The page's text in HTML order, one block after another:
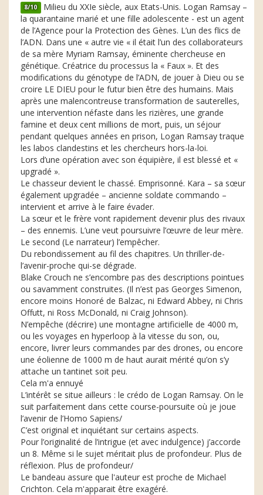
8/10 Milieu du XXIe siècle, aux Etats-Unis. Logan Ramsay –
la quarantaine marié et une fille adolescente - est un agent
de l’Agence pour la Protection des Gènes. L’un des flics de
l’ADN. Dans une « autre vie « il était l’un des collaborateurs
de sa mère Myriam Ramsay, éminente chercheuse en
génétique. Créatrice du processus la « Faux ». Et des
modifications du génotype de l’ADN, de jouer à Dieu ou se
croire LE DIEU pour le futur bien être des humains. Mais
après une malencontreuse transformation de sauterelles,
une intervention néfaste dans les rizières, une grande
famine et deux cent millions de mort, puis, un séjour
pendant quelques années en prison, Logan Ramsay traque
les labos clandestins et les chercheurs hors-la-loi.
Lors d’une opération avec son équipière, il est blessé et «
upgradé ».
Le chasseur devient le chassé. Emprisonné. Kara – sa sœur
également upgradée – ancienne soldate commando –
intervient et arrive à le faire évader.
La sœur et le frère vont rapidement devenir plus des rivaux
– des ennemis. L’une veut poursuivre l’œuvre de leur mère.
Le second (Le narrateur) l’empêcher.
Du rebondissement au fil des chapitres. Un thriller-de-
l’avenir-proche qui-se dégrade.
Blake Crouch ne s’encombre pas des descriptions pointues
ou savamment construites. (Il n’est pas Georges Simenon,
encore moins Honoré de Balzac, ni Edward Abbey, ni Chris
Offutt, ni Ross McDonald, ni Craig Johnson).
N’empêche (décrire) une montagne artificielle de 4000 m,
ou les voyages en hyperloop à la vitesse du son, ou,
encore, livrer leurs commandes par des drones, ou encore
une éolienne de 1000 m de haut aurait mérité qu’on s’y
attache un tantinet soit peu.
Cela m'a ennuyé
L’intérêt se situe ailleurs : le crédo de Logan Ramsay. On le
suit parfaitement dans cette course-poursuite où je joue
l’avenir de l’Homo Sapiens/
C’est original et inquiétant sur certains aspects.
Pour l’originalité de l’intrigue (et avec indulgence) j’accorde
un 8. Même si le sujet méritait plus de profondeur. Plus de
réflexion. Plus de profondeur/
Le bandeau assure que l'auteur est proche de Michael
Crichton. Cela m'apparait être exagéré.